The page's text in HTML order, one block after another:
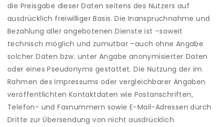
die Preisgabe dieser Daten seitens des Nutzers auf
ausdrücklich freiwilliger Basis. Die Inanspruchnahme und
Bezahlung aller angebotenen Dienste ist –soweit
technisch möglich und zumutbar –auch ohne Angabe
solcher Daten bzw. unter Angabe anonymisierter Daten
oder eines Pseudonyms gestattet. Die Nutzung der im
Rahmen des Impressums oder vergleichbarer Angaben
veröffentlichten Kontaktdaten wie Postanschriften,
Telefon- und Faxnummern sowie E-Mail-Adressen durch
Dritte zur Übersendung von nicht ausdrücklich